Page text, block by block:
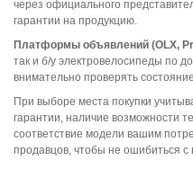
через официального
гарантии на продукцию.
Платформы объявлений (OLX,
так и б/у электровелосипеды по
внимательно проверять
При выборе места покупки
гарантии, наличие возможности
соответствие модели вашим
продавцов, чтобы не ошибиться с